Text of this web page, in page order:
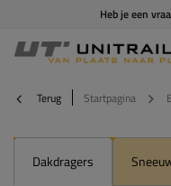
Heb je een
Terug Startpagina
Dakdragers